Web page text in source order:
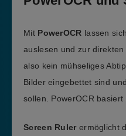
Mit PowerOCR lassen
auslesen und zur
also kein mühseliges
Bilder eingebettet sind
sollen. PowerOCR basiert
Screen Ruler ermöglicht